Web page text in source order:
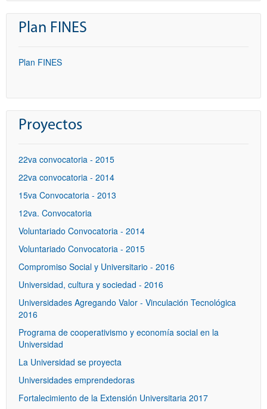
Plan FINES
Plan FINES
Proyectos
22va convocatoria - 2015
22va convocatoria - 2014
15va Convocatoria - 2013
12va. Convocatoria
Voluntariado Convocatoria - 2014
Voluntariado Convocatoria - 2015
Compromiso Social y Universitario - 2016
Universidad, cultura y sociedad - 2016
Universidades Agregando Valor - Vinculación Tecnológica
2016
Programa de cooperativismo y economía social en la
Universidad
La Universidad se proyecta
Universidades emprendedoras
Fortalecimiento de la Extensión Universitaria 2017